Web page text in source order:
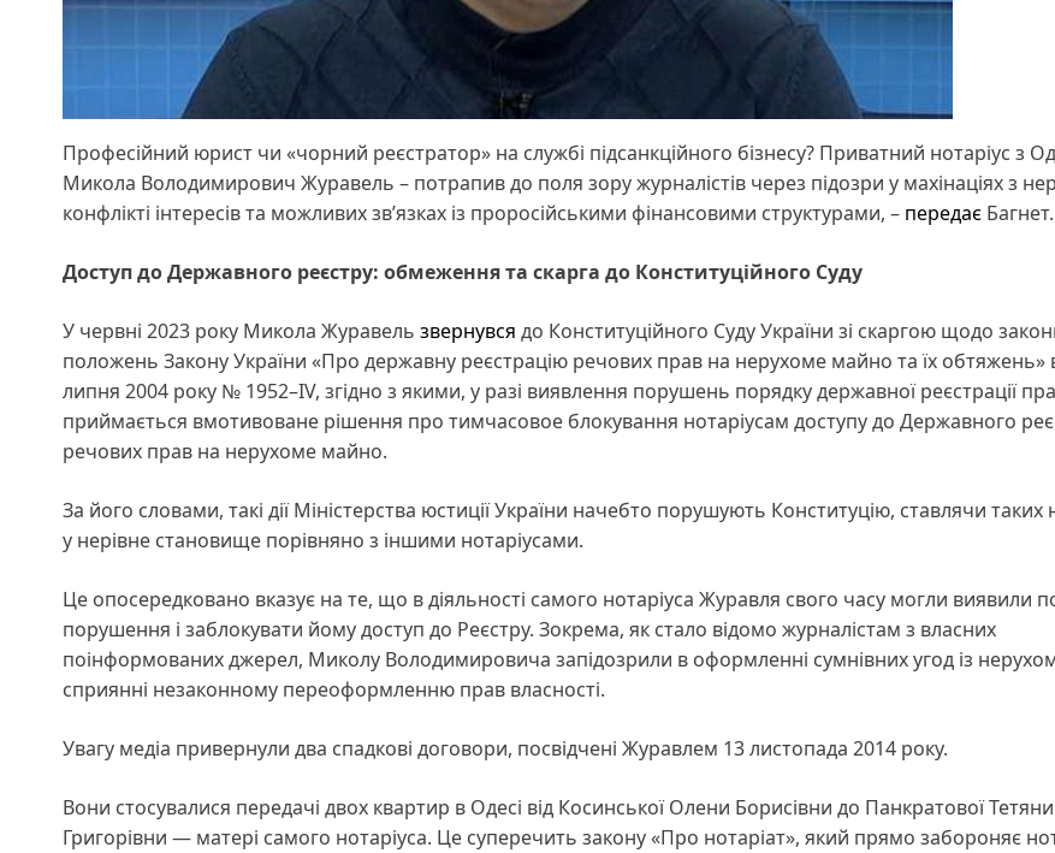
Професійний юрист чи «чорний реєстратор» на службі підсанкційного бізнесу? Приватний нотаріус з
Микола Володимирович Журавель – потрапив до поля зору журналістів через підозри у махінаціях з
конфлікті інтересів та можливих зв’язках із проросійськими фінансовими структурами, – передає Багнет.
Доступ до Державного реєстру: обмеження та скарга до Конституційного Суду
У червні 2023 року Микола Журавель звернувся до Конституційного Суду України зі скаргою щодо
положень Закону України «Про державну реєстрацію речових прав на нерухоме майно та їх обтяжень»
липня 2004 року № 1952–IV, згідно з якими, у разі виявлення порушень порядку державної реєстрації
приймається вмотивоване рішення про тимчасовое блокування нотаріусам доступу до Державного
речових прав на нерухоме майно.
За його словами, такі дії Міністерства юстиції України начебто порушують Конституцію, ставлячи таких
у нерівне становище порівняно з іншими нотаріусами.
Це опосередковано вказує на те, що в діяльності самого нотаріуса Журавля свого часу могли виявили
порушення і заблокувати йому доступ до Реєстру. Зокрема, як стало відомо журналістам з власних
поінформованих джерел, Миколу Володимировича запідозрили в оформленні сумнівних угод із
сприянні незаконному переоформленню прав власності.
Увагу медіа привернули два спадкові договори, посвідчені Журавлем 13 листопада 2014 року.
Вони стосувалися передачі двох квартир в Одесі від Косинської Олени Борисівни до Панкратової Тетяни
Григорівни — матері самого нотаріуса. Це суперечить закону «Про нотаріат», який прямо забороняє